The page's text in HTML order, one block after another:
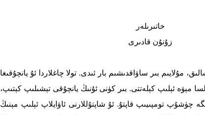
خاتىرىلەر
زۇنۇن قادىرى
مۇلايىم بىر ساۋاقدىشىم بار ئىدى. تولا چاغلاردا ئۇ يانچۇقىغا
مېۋە ئېلىپ كېلەتتى. بىر كۈنى ئۇنىڭ يانچۇقى تېشىلىپ كېتىپ،
چۈشۇپ تومپىيىپ قاپتۇ. ئۇ شاپتۇللارنى ئاۋايلاپ ئېلىپ مېنىڭ